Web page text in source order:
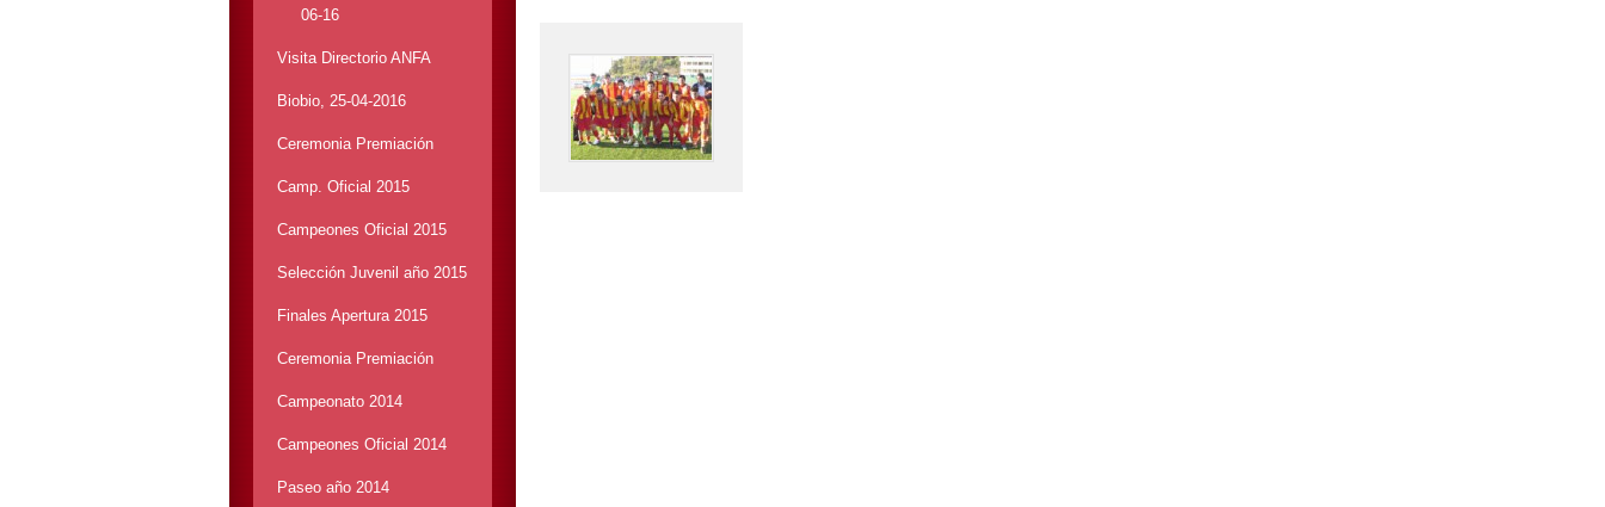
06-16
Visita Directorio ANFA
Biobio, 25-04-2016
Ceremonia Premiación
Camp. Oficial 2015
Campeones Oficial 2015
Selección Juvenil año 2015
Finales Apertura 2015
Ceremonia Premiación
Campeonato 2014
Campeones Oficial 2014
Paseo año 2014